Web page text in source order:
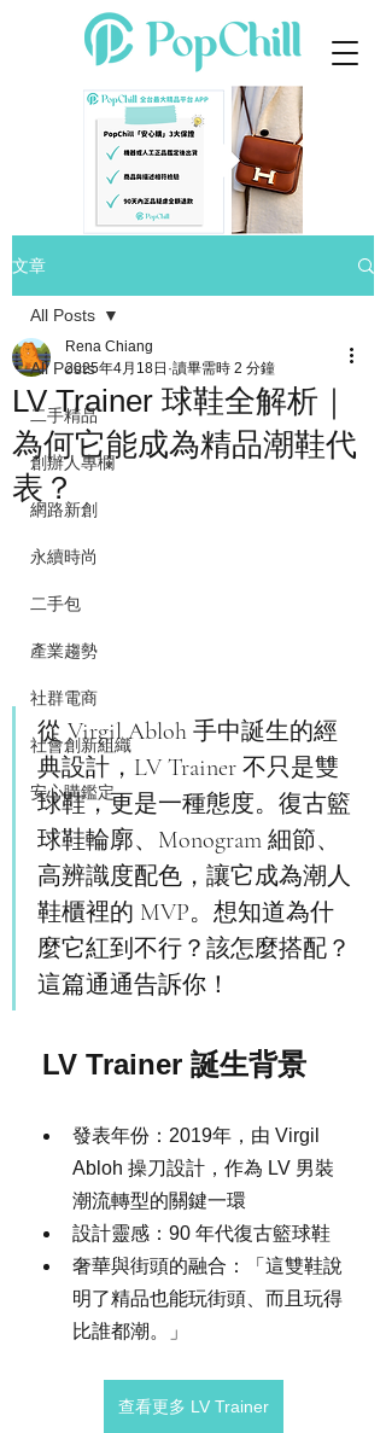
文章
All Posts
二手精品
創辦人專欄
網路新創
永續時尚
二手包
產業趨勢
社群電商
社會創新組織
安心購鑑定
All Posts
LV Trainer 球鞋全解析｜
為何它能成為精品潮鞋代
表？
Rena Chiang
2025年4月18日 讀畢需時 2 分鐘
從 Virgil Abloh 手中誕生的經
典設計，LV Trainer 不只是雙
球鞋，更是一種態度。復古籃
球鞋輪廓、Monogram 細節、
高辨識度配色，讓它成為潮人
鞋櫃裡的 MVP。想知道為什
麼它紅到不行？該怎麼搭配？
這篇通通告訴你！
LV Trainer 誕生背景
發表年份：2019年，由 Virgil
Abloh 操刀設計，作為 LV 男裝
潮流轉型的關鍵一環
設計靈感：90 年代復古籃球鞋
奢華與街頭的融合：「這雙鞋說
明了精品也能玩街頭、而且玩得
比誰都潮。」
查看更多 LV Trainer